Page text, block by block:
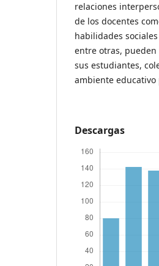
relaciones
de los docentes
habilidades
entre otras, pueden
sus estudiantes,
ambiente
Descargas